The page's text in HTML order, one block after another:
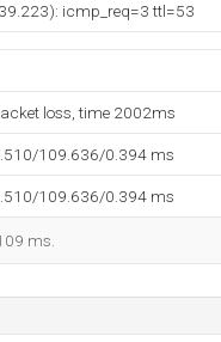
icmp_req=3 ttl=53
loss, time 2002ms
109.636/0.394 ms
109.636/0.394 ms
ms.